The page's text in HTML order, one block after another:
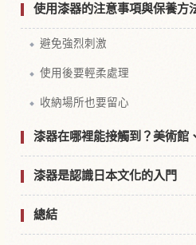
使用漆器的注意事項與保養方
避免強烈刺激
使用後要輕柔處理
收納場所也要留心
漆器在哪裡能接觸到？美術館
漆器是認識日本文化的入門
總結